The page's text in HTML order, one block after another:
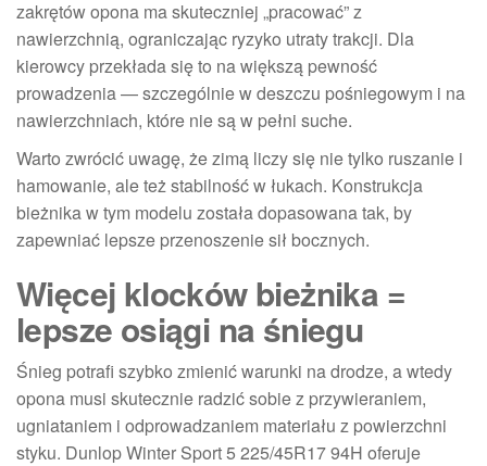
zakrętów opona ma skuteczniej „pracować” z
nawierzchnią, ograniczając ryzyko utraty trakcji. Dla
kierowcy przekłada się to na większą pewność
prowadzenia — szczególnie w deszczu pośniegowym i na
nawierzchniach, które nie są w pełni suche.
Warto zwrócić uwagę, że zimą liczy się nie tylko ruszanie i
hamowanie, ale też stabilność w łukach. Konstrukcja
bieżnika w tym modelu została dopasowana tak, by
zapewniać lepsze przenoszenie sił bocznych.
Więcej klocków bieżnika =
lepsze osiągi na śniegu
Śnieg potrafi szybko zmienić warunki na drodze, a wtedy
opona musi skutecznie radzić sobie z przywieraniem,
ugniataniem i odprowadzaniem materiału z powierzchni
styku. Dunlop Winter Sport 5 225/45R17 94H oferuje